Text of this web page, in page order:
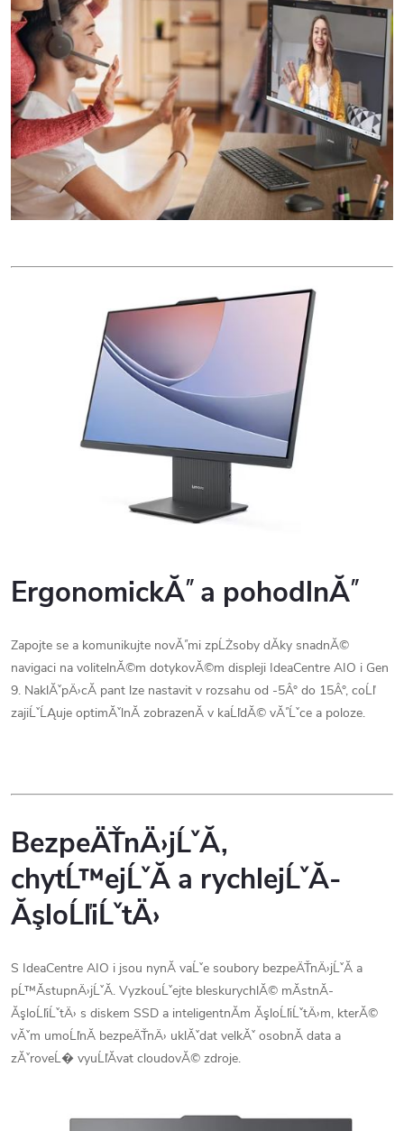
ErgonomickĂ˝ a pohodlnĂ˝
Zapojte se a komunikujte novĂ˝mi zpĹŻsoby dĂ­ky snadnĂ©
navigaci na volitelnĂ©m dotykovĂ©m displeji IdeaCentre AIO i Gen
9. NaklĂˇpÄ›cĂ­ pant lze nastavit v rozsahu od -5Â° do 15Â°, coĹľ
zajiĹˇĹĄuje optimĂˇlnĂ­ zobrazenĂ­ v kaĹľdĂ© vĂ˝Ĺˇce a poloze.
BezpeÄŤnÄ›jĹˇĂ­,
chytĹ™ejĹˇĂ­ a rychlejĹˇĂ­
ĂşloĹľiĹˇtÄ›
S IdeaCentre AIO i jsou nynĂ­ vaĹˇe soubory bezpeÄŤnÄ›jĹˇĂ­ a
pĹ™Ă­stupnÄ›jĹˇĂ­. VyzkouĹˇejte bleskurychlĂ© mĂ­stnĂ­
ĂşloĹľiĹˇtÄ› s diskem SSD a inteligentnĂ­m ĂşloĹľiĹˇtÄ›m, kterĂ©
vĂˇm umoĹľnĂ­ bezpeÄŤnÄ› uklĂˇdat velkĂˇ osobnĂ­ data a
zĂˇroveĹ� vyuĹľĂ­vat cloudovĂ© zdroje.